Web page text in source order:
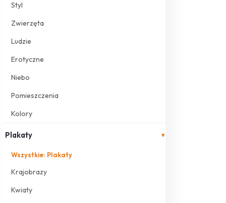
Styl
Zwierzęta
Ludzie
Erotyczne
Niebo
Pomieszczenia
Kolory
Plakaty ▾
Wszystkie: Plakaty
Krajobrazy
Kwiaty